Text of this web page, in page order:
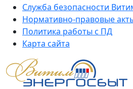
Служба безопасности
Нормативно-правовые
Политика работы с ПД
Карта сайта